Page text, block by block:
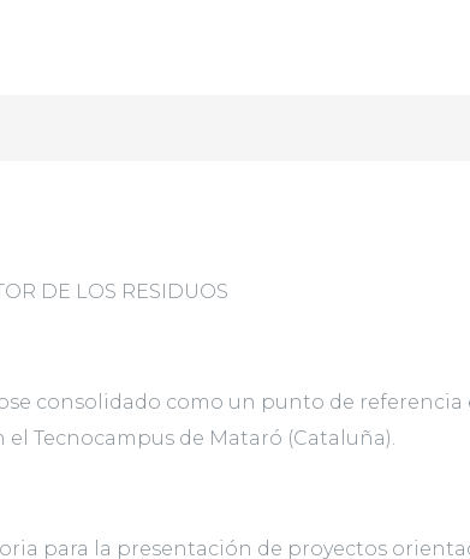
DE LOS RESIDUOS
consolidado como un punto de
Tecnocampus de Mataró (Cataluña).
para la presentación de proyectos